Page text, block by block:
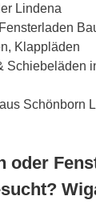
Lindena
Klappläden
Schiebeläden
Schönborn
oder